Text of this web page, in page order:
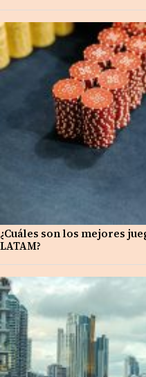
¿Cuáles son los mejores
LATAM?